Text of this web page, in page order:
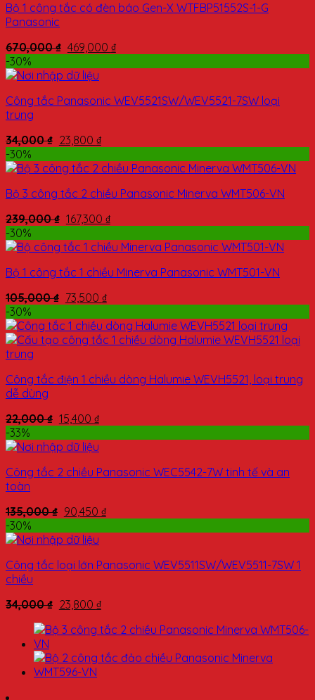
Bộ 1 công tắc có đèn báo Gen-X WTFBP51552S-1-G
Panasonic
670,000₫ 469,000 ₫
-30%
Công tắc Panasonic WEV5521SW/WEV5521-7SW loại
trung
34,000₫ 23,800 ₫
-30%
Bộ 3 công tắc 2 chiều Panasonic Minerva WMT506-VN
239,000₫ 167,300 ₫
-30%
Bộ 1 công tắc 1 chiều Minerva Panasonic WMT501-VN
105,000₫ 73,500 ₫
-30%
Công tắc điện 1 chiều dòng Halumie WEVH5521, loại trung
dễ dùng
22,000₫ 15,400 ₫
-33%
Công tắc 2 chiều Panasonic WEC5542-7W tinh tế và an
toàn
135,000₫ 90,450 ₫
-30%
Công tắc loại lớn Panasonic WEV5511SW/WEV5511-7SW 1
chiều
34,000₫ 23,800 ₫